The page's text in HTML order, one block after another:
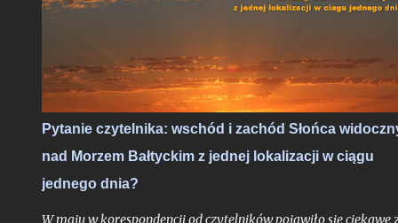
się ze swojego miejsca zamieszkania to nie ma podstaw by je w
słoneczny klasyfikowany od grudnia 2019 roku, dopiero
raczkował. Trudno było więc oczekiwać aby tarcza Słońca była
już urozmaicona jakimikolwiek plamami mogącymi
nam widoki i fotografie zaćmienia, jakkolwiek pomijalne by
nie było. Liczba Wolfa była wówczas wyzerowana.
Pytanie czytelnika: wschód i zachód Słońca
nad Morzem Bałtyckim z jednej lokalizacji w ciągu
jednego dnia?
W maju w korespondencji od czytelników pojawiło się ciekawe